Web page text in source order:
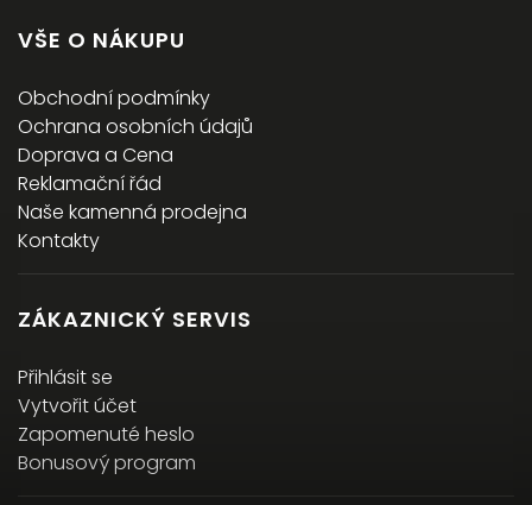
VŠE O NÁKUPU
Obchodní podmínky
Ochrana osobních údajů
Doprava a Cena
Reklamační řád
Naše kamenná prodejna
Kontakty
ZÁKAZNICKÝ SERVIS
Přihlásit se
Vytvořit účet
Zapomenuté heslo
Bonusový program